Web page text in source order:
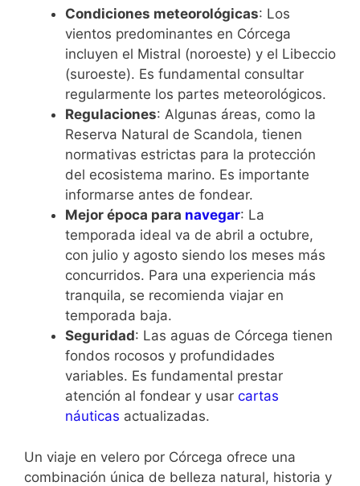
Condiciones meteorológicas: Los
vientos predominantes en Córcega
incluyen el Mistral (noroeste) y el Libeccio
(suroeste). Es fundamental consultar
regularmente los partes meteorológicos.
Regulaciones: Algunas áreas, como la
Reserva Natural de Scandola, tienen
normativas estrictas para la protección
del ecosistema marino. Es importante
informarse antes de fondear.
Mejor época para navegar: La
temporada ideal va de abril a octubre,
con julio y agosto siendo los meses más
concurridos. Para una experiencia más
tranquila, se recomienda viajar en
temporada baja.
Seguridad: Las aguas de Córcega tienen
fondos rocosos y profundidades
variables. Es fundamental prestar
atención al fondear y usar cartas
náuticas actualizadas.
Un viaje en velero por Córcega ofrece una
combinación única de belleza natural, historia y